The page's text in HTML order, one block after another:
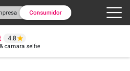
Consumidor
4.8
camara selfie